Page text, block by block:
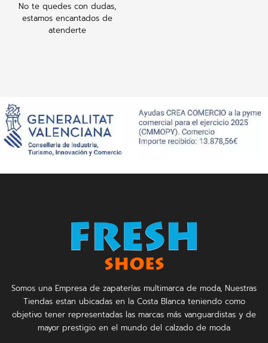
No te quedes con dudas,
estamos encantados de
atenderte
Somos una Empresa de zapaterías multimarca de moda, Nuestras
Tiendas estan ubicadas en la Costa Blanca teniendo como
objetivo tener representadas las marcas más vanguardistas y de
mayor prestigio en el mundo del calzado de moda